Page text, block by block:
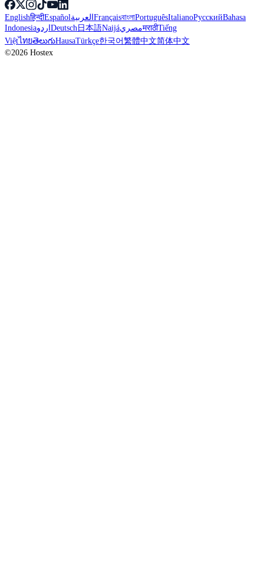
Englishहिन्दीEspañolالعربيةFrançaisবাংলাPortuguêsItalianoРусскийBahasa
IndonesiaاردوDeutsch日本語NaijáمصريमराठीTiếng
ViệtไทยతెలుగుHausaTürkçe한국어繁體中文简体中文
©2026 Hostex